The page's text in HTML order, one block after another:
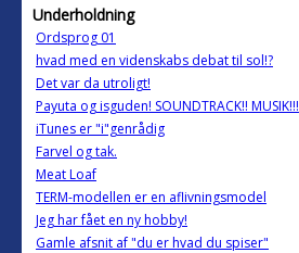
Underholdning
Ordsprog 01
hvad med en videnskabs debat til sol!?
Det var da utroligt!
Payuta og isguden! SOUNDTRACK!! MUSIK!!!
iTunes er "i"genrådig
Farvel og tak.
Meat Loaf
TERM-modellen er en aflivningsmodel
Jeg har fået en ny hobby!
Gamle afsnit af "du er hvad du spiser"